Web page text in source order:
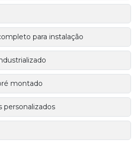
para instalação
montado
personalizados